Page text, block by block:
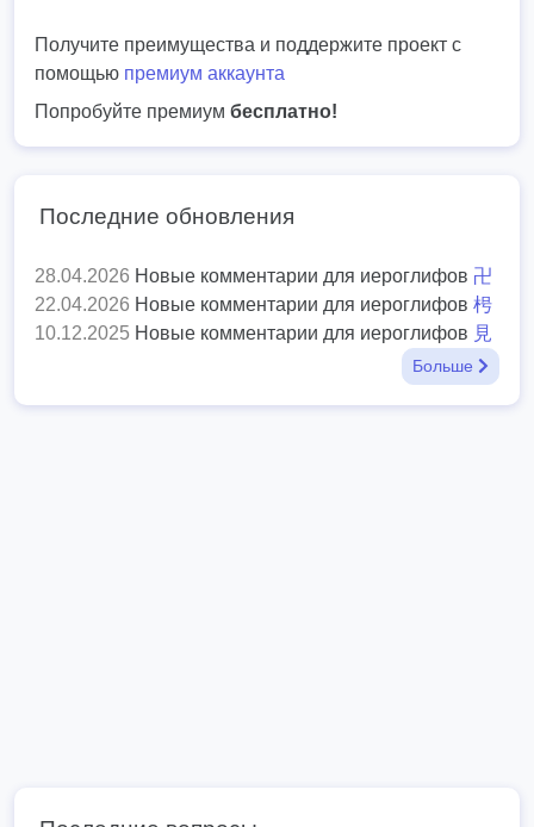
Получите преимущества и поддержите проект с
помощью премиум аккаунта
Попробуйте премиум бесплатно!
Последние обновления
28.04.2026 Новые комментарии для иероглифов 卍
22.04.2026 Новые комментарии для иероглифов 枵
10.12.2025 Новые комментарии для иероглифов 見
Больше